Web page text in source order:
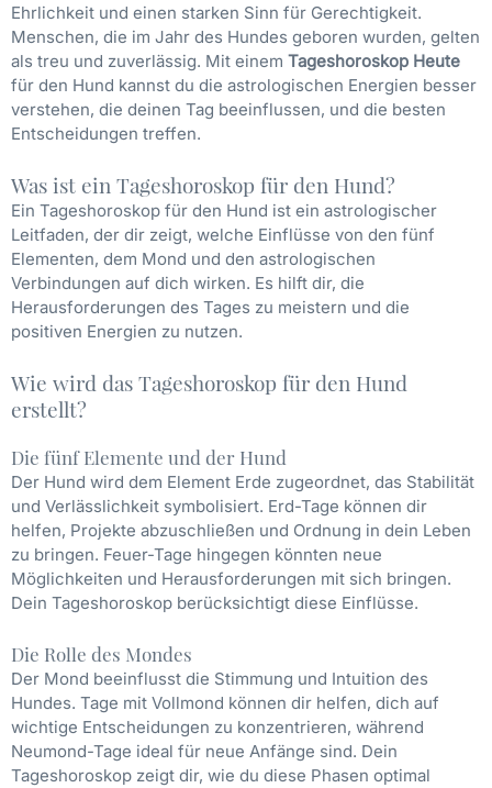
Ehrlichkeit und einen starken Sinn für Gerechtigkeit.
Menschen, die im Jahr des Hundes geboren wurden, gelten
als treu und zuverlässig. Mit einem Tageshoroskop Heute
für den Hund kannst du die astrologischen Energien besser
verstehen, die deinen Tag beeinflussen, und die besten
Entscheidungen treffen.
Was ist ein Tageshoroskop für den Hund?
Ein Tageshoroskop für den Hund ist ein astrologischer
Leitfaden, der dir zeigt, welche Einflüsse von den fünf
Elementen, dem Mond und den astrologischen
Verbindungen auf dich wirken. Es hilft dir, die
Herausforderungen des Tages zu meistern und die
positiven Energien zu nutzen.
Wie wird das Tageshoroskop für den Hund
erstellt?
Die fünf Elemente und der Hund
Der Hund wird dem Element Erde zugeordnet, das Stabilität
und Verlässlichkeit symbolisiert. Erd-Tage können dir
helfen, Projekte abzuschließen und Ordnung in dein Leben
zu bringen. Feuer-Tage hingegen könnten neue
Möglichkeiten und Herausforderungen mit sich bringen.
Dein Tageshoroskop berücksichtigt diese Einflüsse.
Die Rolle des Mondes
Der Mond beeinflusst die Stimmung und Intuition des
Hundes. Tage mit Vollmond können dir helfen, dich auf
wichtige Entscheidungen zu konzentrieren, während
Neumond-Tage ideal für neue Anfänge sind. Dein
Tageshoroskop zeigt dir, wie du diese Phasen optimal